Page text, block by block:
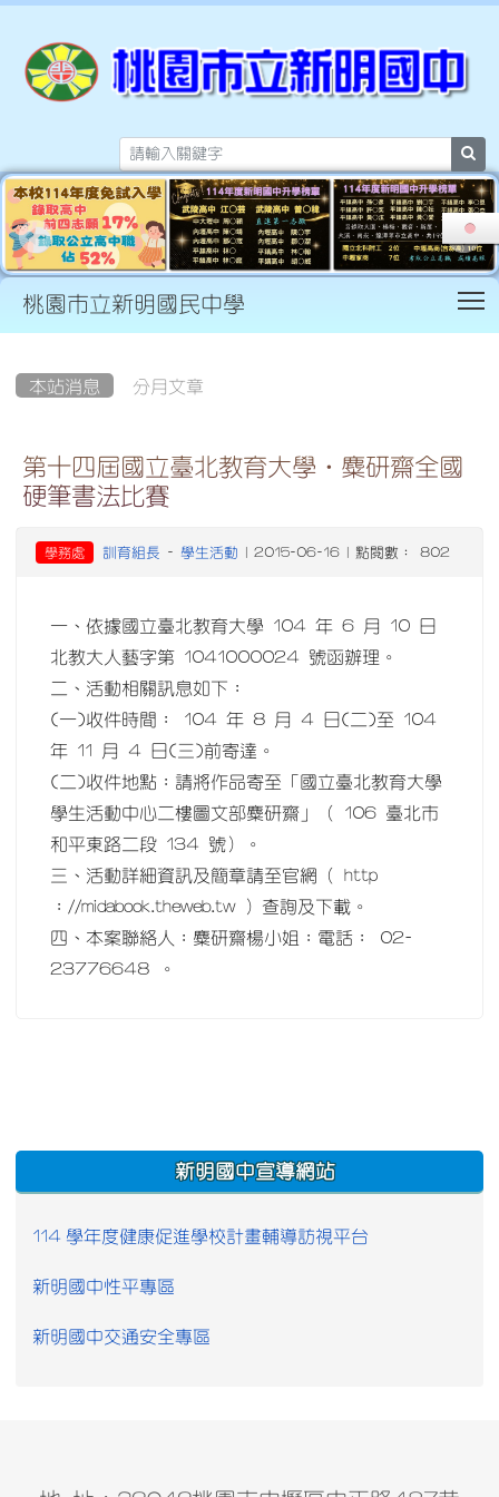
桃園市立新明國民中學
本站消息 分月文章
第十四屆國立臺北教育大學‧麋研齋全國
硬筆書法比賽
學務處 訓育組長 - 學生活動 | 2015-06-16 | 點閱數： 802
一、依據國立臺北教育大學 104 年 6 月 10 日
北教大人藝字第 1041000024 號函辦理。
二、活動相關訊息如下：
(一)收件時間： 104 年 8 月 4 日(二)至 104
年 11 月 4 日(三)前寄達。
(二)收件地點：請將作品寄至「國立臺北教育大學
學生活動中心二樓圖文部麋研齋」（ 106 臺北市
和平東路二段 134 號）。
三、活動詳細資訊及簡章請至官網（ http
：//midabook.theweb.tw ）查詢及下載。
四、本案聯絡人：麋研齋楊小姐：電話： 02-
23776648 。
:::
新明國中宣導網站
114 學年度健康促進學校計畫輔導訪視平台
新明國中性平專區
新明國中交通安全專區